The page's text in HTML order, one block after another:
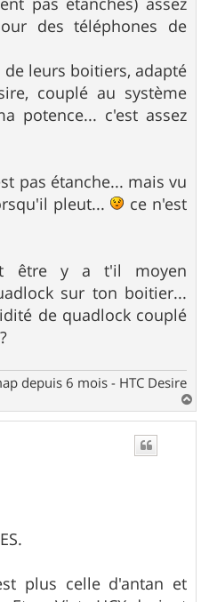
des téléphones de
leurs boitiers, adapté
couplé au système
potence... c'est assez
pas étanche... mais vu
pleut...
ce n'est
être y a t'il moyen
sur ton boitier...
de quadlock couplé
depuis 6 mois - HTC Desire
a
plus celle d'antan et